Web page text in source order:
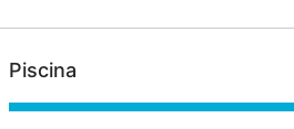
Piscina